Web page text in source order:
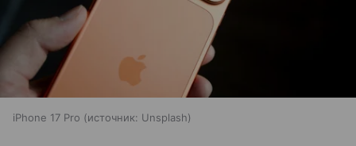
iPhone 17 Pro источник: Unsplash